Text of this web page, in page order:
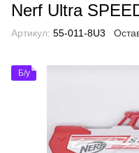
Nerf Ultra
Артикул: 55-011-8U3
Б/у